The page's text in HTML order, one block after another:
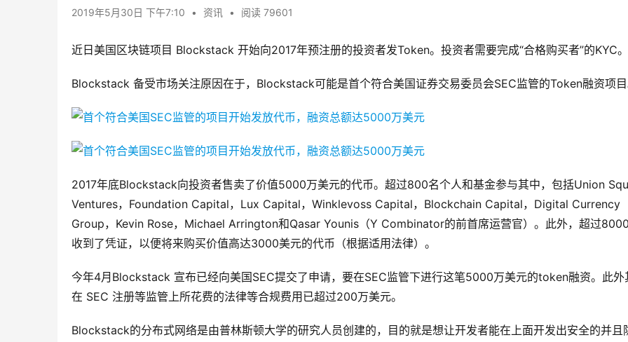
2019年5月30日 下午7:10 • 资讯 • 阅读 79601
近日美国区块链项目 Blockstack 开始向2017年预注册的投资者发Token。投资者需要完成“合格购买者”的KYC。
Blockstack 备受市场关注原因在于，Blockstack可能是首个符合美国证券交易委员会SEC监管的Token融资项目
2017年底Blockstack向投资者售卖了价值5000万美元的代币。超过800名个人和基金参与其中，包括Union
Ventures，Foundation Capital，Lux Capital，Winklevoss Capital，Blockchain Capital，Digital Currency
Group，Kevin Rose，Michael Arrington和Qasar Younis（Y Combinator的前首席运营官）。此外，超过
收到了凭证，以便将来购买价值高达3000美元的代币（根据适用法律）。
今年4月Blockstack 宣布已经向美国SEC提交了申请，要在SEC监管下进行这笔5000万美元的token融资。此外
在 SEC 注册等监管上所花费的法律等合规费用已超过200万美元。
Blockstack的分布式网络是由普林斯顿大学的研究人员创建的，目的就是想让开发者能在上面开发出安全的并且